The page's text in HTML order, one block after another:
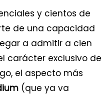
y cientos de
de una capacidad
a admitir a cien
carácter exclusivo de
el aspecto más
(que ya va